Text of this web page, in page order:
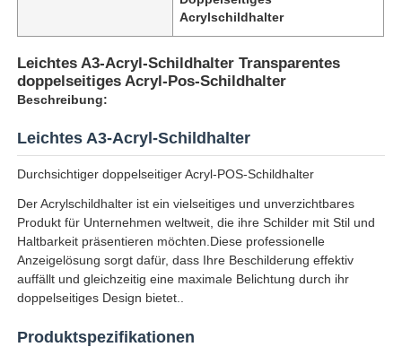
Acrylschildhalter
Leichtes A3-Acryl-Schildhalter Transparentes
doppelseitiges Acryl-Pos-Schildhalter
Beschreibung:
Leichtes A3-Acryl-Schildhalter
Durchsichtiger doppelseitiger Acryl-POS-Schildhalter
Der Acrylschildhalter ist ein vielseitiges und unverzichtbares
Produkt für Unternehmen weltweit, die ihre Schilder mit Stil und
Haltbarkeit präsentieren möchten.Diese professionelle
Anzeigelösung sorgt dafür, dass Ihre Beschilderung effektiv
auffällt und gleichzeitig eine maximale Belichtung durch ihr
doppelseitiges Design bietet..
Produktspezifikationen